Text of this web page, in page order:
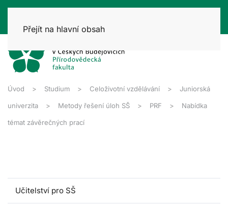
Přejít na hlavní obsah
Úvod Studium Celoživotní vzdělávání Juniorská
univerzita Metody řešení úloh SŠ PRF Nabídka
témat závěrečných prací
Učitelství pro SŠ